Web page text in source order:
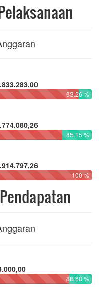
93.26 %
85.15 %
100 %
88.68 %